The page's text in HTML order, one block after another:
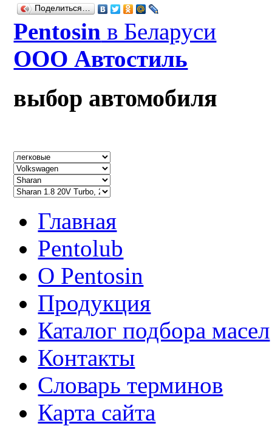
Поделиться…
Рentosin в Беларуси
ООО Автостиль
выбор автомобиля
Главная
Pentolub
О Pentosin
Продукция
Каталог подбора масел
Контакты
Словарь терминов
Карта сайта